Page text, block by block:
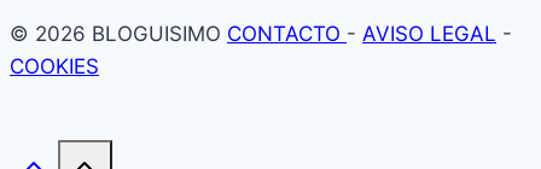
© 2026 BLOGUISIMO CONTACTO - AVISO LEGAL -
COOKIES